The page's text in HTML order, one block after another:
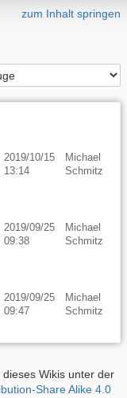
zum Inhalt springen
2019/10/15
13:14
Michael
Schmitz
2019/09/25
09:38
Michael
Schmitz
2019/09/25
09:47
Michael
Schmitz
Wikis unter der
Share Alike 4.0